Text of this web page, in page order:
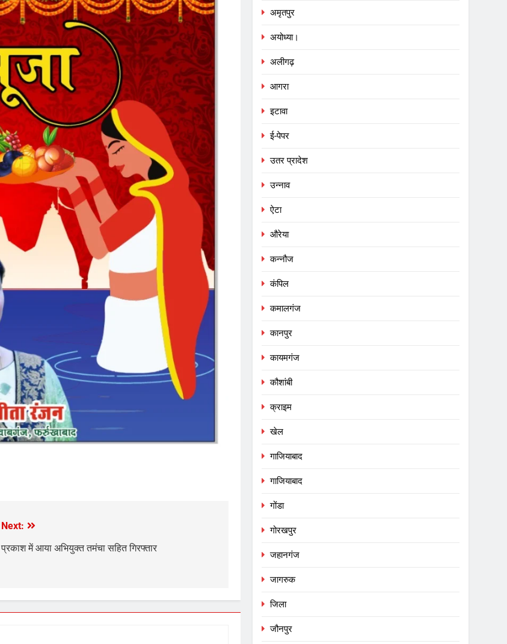
Next:
प्रकाश में आया अभियुक्त तमंचा सहित गिरफ्तार
अमृतपुर
अयोध्या।
अलीगढ़
आगरा
इटावा
ई-पेपर
उतर प्रादेश
उन्नाव
ऐटा
औरेया
कन्नौज
कंपिल
कमालगंज
कानपुर
कायमगंज
कौशांबी
क्राइम
खेल
गाजियाबाद
गाजियाबाद
गोंडा
गोरखपुर
जहानगंज
जागरुक
जिला
जौनपुर